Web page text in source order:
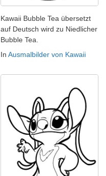
Kawaii Bubble Tea übersetzt
auf Deutsch wird zu Niedlicher
Bubble Tea.
In Ausmalbilder von Kawaii